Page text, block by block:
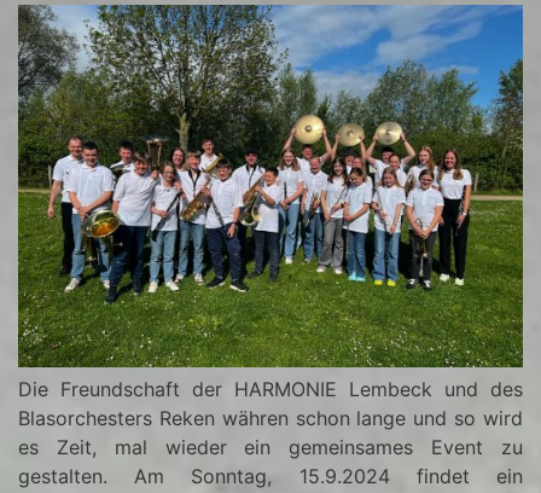
Die Freundschaft der HARMONIE Lembeck und des
Blasorchesters Reken währen schon lange und so wird
es Zeit, mal wieder ein gemeinsames Event zu
gestalten. Am Sonntag, 15.9.2024 findet ein